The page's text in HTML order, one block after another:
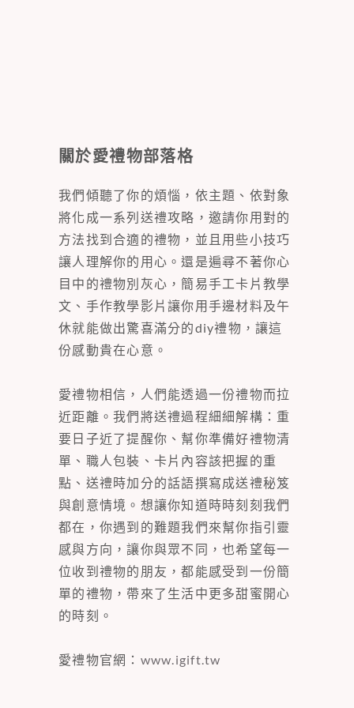
關於愛禮物部落格
我們傾聽了你的煩惱，依主題、依對象
將化成一系列送禮攻略，邀請你用對的
方法找到合適的禮物，並且用些小技巧
讓人理解你的用心。還是遍尋不著你心
目中的禮物別灰心，簡易手工卡片教學
文、手作教學影片讓你用手邊材料及午
休就能做出驚喜滿分的diy禮物，讓這
份感動貴在心意。
愛禮物相信，人們能透過一份禮物而拉
近距離。我們將送禮過程細細解構：重
要日子近了提醒你、幫你準備好禮物清
單、職人包裝、卡片內容該把握的重
點、送禮時加分的話語撰寫成送禮秘笈
與創意情境。想讓你知道時時刻刻我們
都在，你遇到的難題我們來幫你指引靈
感與方向，讓你與眾不同，也希望每一
位收到禮物的朋友，都能感受到一份簡
單的禮物，帶來了生活中更多甜蜜開心
的時刻。
愛禮物官網： www.igift.tw